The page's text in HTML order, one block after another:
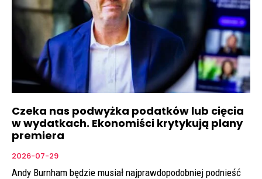
Czeka nas podwyżka podatków lub cięcia
w wydatkach. Ekonomiści krytykują plany
premiera
2026-07-29
Andy Burnham będzie musiał najprawdopodobniej podnieść